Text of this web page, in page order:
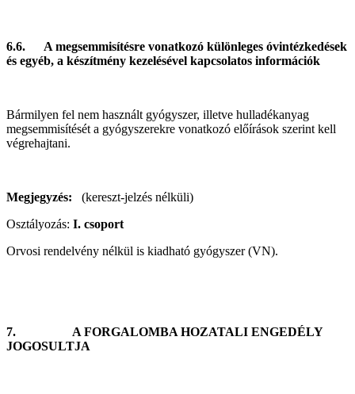
6.6. A megsemmisítésre vonatkozó különleges óvintézkedések
és egyéb, a készítmény kezelésével kapcsolatos információk
Bármilyen fel nem használt gyógyszer, illetve hulladékanyag
megsemmisítését a gyógyszerekre vonatkozó előírások szerint kell
végrehajtani.
Megjegyzés: (kereszt-jelzés nélküli)
Osztályozás: I. csoport
Orvosi rendelvény nélkül is kiadható gyógyszer (VN).
7. A FORGALOMBA HOZATALI ENGEDÉLY
JOGOSULTJA